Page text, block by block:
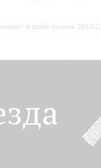
в фойе сезона 2012/